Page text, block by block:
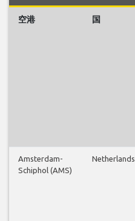
空港 国
Amsterdam-
Schiphol (AMS)
Netherlands